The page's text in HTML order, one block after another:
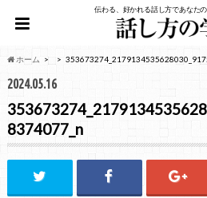
伝わる、好かれる話し方であなたの
ホーム
2024.05.16
8374077_n